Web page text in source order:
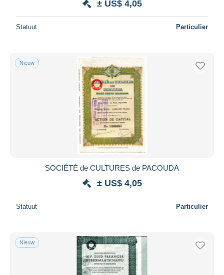
± US$ 4,05
Statuut Particulier
Nieuw
SOCIÉTÉ de CULTURES de PACOUDA
± US$ 4,05
Statuut Particulier
Nieuw